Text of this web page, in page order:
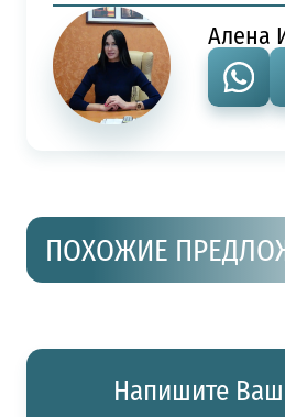
Алена
ПОХОЖИЕ
Напишите